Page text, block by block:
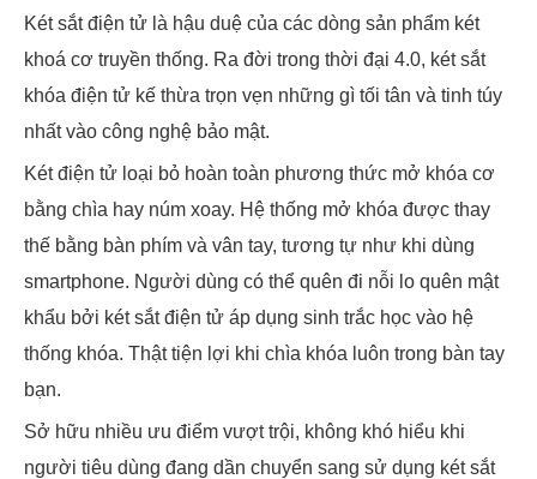
Két sắt điện tử là hậu duệ của các dòng sản phẩm két
khoá cơ truyền thống. Ra đời trong thời đại 4.0, két sắt
khóa điện tử kế thừa trọn vẹn những gì tối tân và tinh túy
nhất vào công nghệ bảo mật.
Két điện tử loại bỏ hoàn toàn phương thức mở khóa cơ
bằng chìa hay núm xoay. Hệ thống mở khóa được thay
thế bằng bàn phím và vân tay, tương tự như khi dùng
smartphone. Người dùng có thể quên đi nỗi lo quên mật
khẩu bởi két sắt điện tử áp dụng sinh trắc học vào hệ
thống khóa. Thật tiện lợi khi chìa khóa luôn trong bàn tay
bạn.
Sở hữu nhiều ưu điểm vượt trội, không khó hiểu khi
người tiêu dùng đang dần chuyển sang sử dụng két sắt